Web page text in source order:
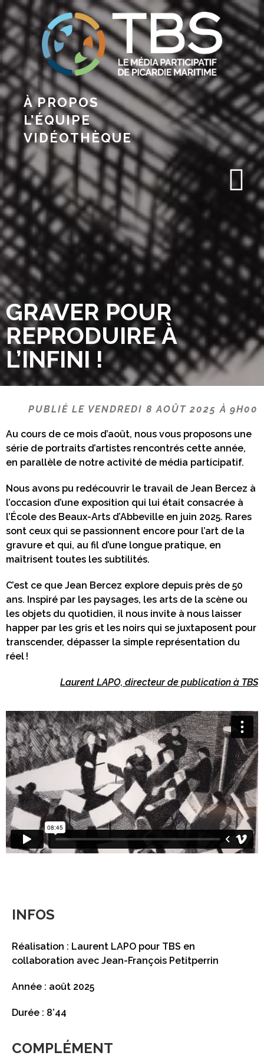
À PROPOS
L’ÉQUIPE
VIDÉOTHÈQUE
GRAVER POUR
REPRODUIRE À
L’INFINI !
PUBLIÉ LE VENDREDI 8 AOÛT 2025 À 9H00
Au cours de ce mois d’août, nous vous proposons une
série de portraits d’artistes rencontrés cette année,
en parallèle de notre activité de média participatif.
Nous avons pu redécouvrir le travail de Jean Bercez à
l’occasion d’une exposition qui lui était consacrée à
l’École des Beaux-Arts d’Abbeville en juin 2025. Rares
sont ceux qui se passionnent encore pour l’art de la
gravure et qui, au fil d’une longue pratique, en
maîtrisent toutes les subtilités.
C’est ce que Jean Bercez explore depuis près de 50
ans. Inspiré par les paysages, les arts de la scène ou
les objets du quotidien, il nous invite à nous laisser
happer par les gris et les noirs qui se juxtaposent pour
transcender, dépasser la simple représentation du
réel !
Laurent LAPO, directeur de publication à TBS
INFOS
Réalisation : Laurent LAPO pour TBS en
collaboration avec Jean-François Petitperrin
Année : août 2025
Durée : 8’44
COMPLÉMENT